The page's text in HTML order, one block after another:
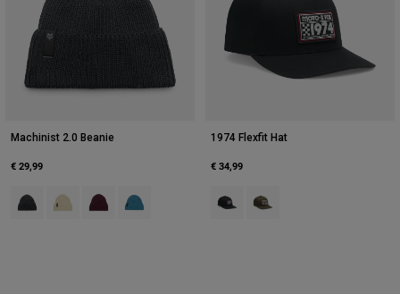
Machinist 2.0 Beanie
€ 29,99
Product swatch type of Schwarz.
Product swatch type of Creme.
Product swatch type of Dunkles Kastanienbraun.
Product swatch type of Deep Blue.
1974 Flexfit Hat
€ 34,99
Product swatch type of Schwarz.
Product swatch type of